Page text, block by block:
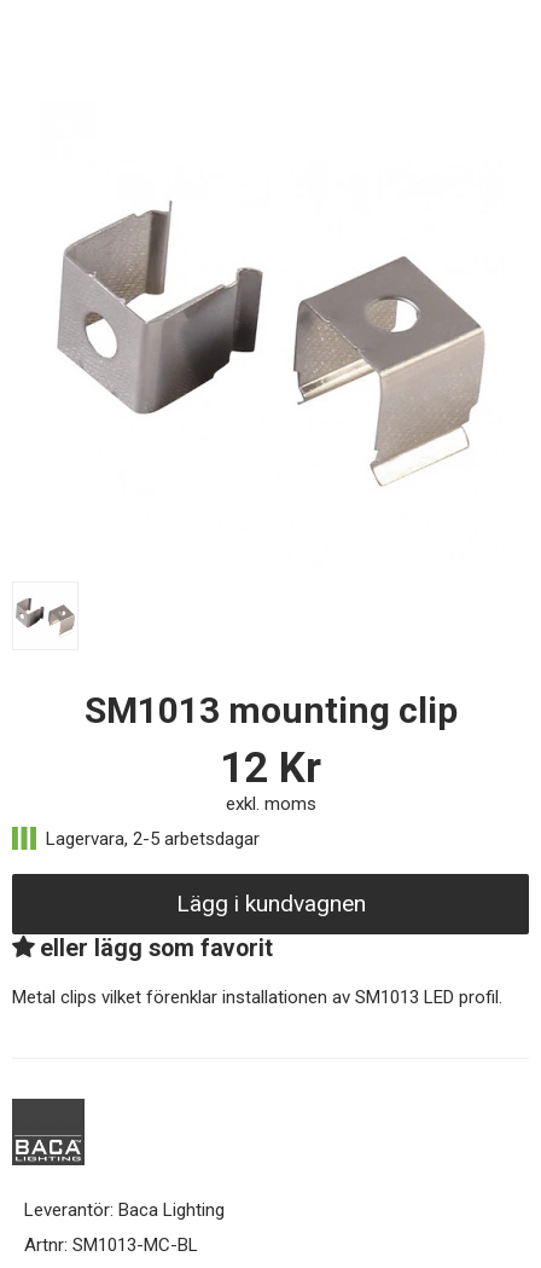
SM1013 mounting clip
12 Kr
exkl. moms
Lägg i kundvagnen
eller lägg som favorit
Metal clips vilket förenklar installationen av SM1013 LED profil.
Leverantör: Baca Lighting
Artnr: SM1013-MC-BL